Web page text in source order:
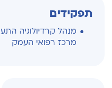
תפקידים
מנהל קרדיולוגיה
מרכז רפואי העמק